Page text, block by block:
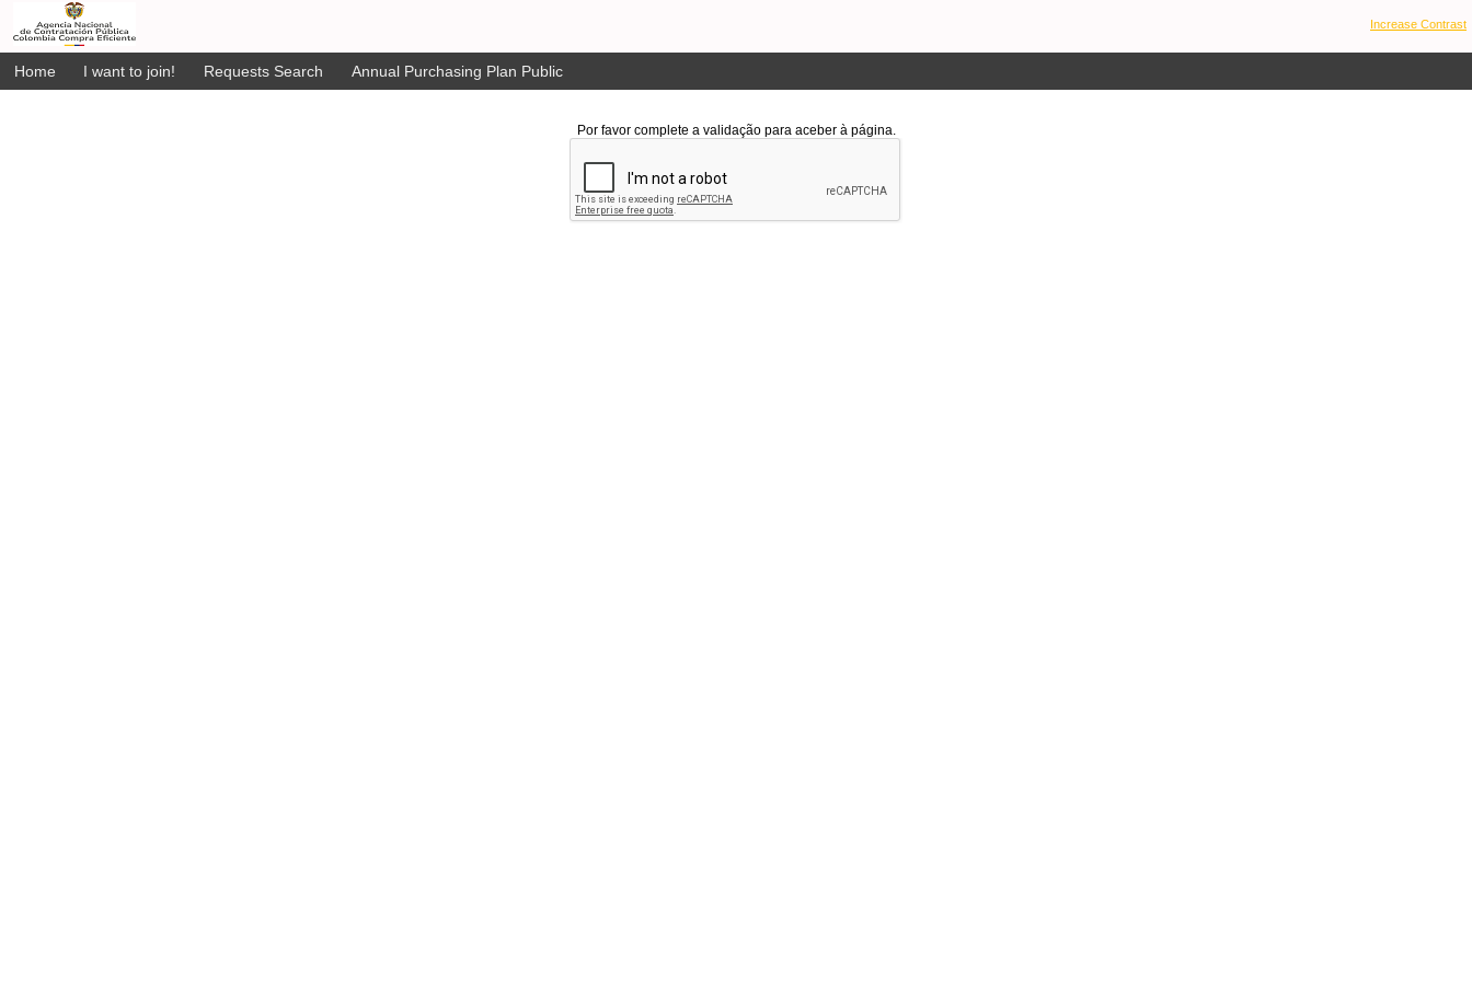
Increase Contrast
Home I want to join! Requests Search Annual Purchasing Plan Public
Por favor complete a validação para aceber à página.